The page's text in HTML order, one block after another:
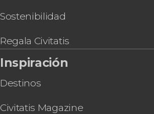
Sostenibilidad
Regala Civitatis
Inspiración
Destinos
Civitatis Magazine